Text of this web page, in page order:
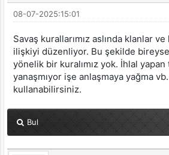
08-07-2025:15:01
Savaş kurallarımız aslında klanlar
ilişkiyi düzenliyor. Bu şekilde
yönelik bir kuralımız yok. İhlal
yanaşmıyor işe anlaşmaya yağma
kullanabilirsiniz.
Bul